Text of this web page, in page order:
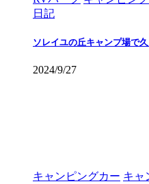
日記
ソレイユの丘キャンプ場で
2024/9/27
キャンピングカー キャ